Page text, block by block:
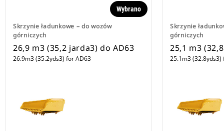
Skrzynie ładunkowe – do wozów
górniczych
Wybrano
26,9 m3 (35,2 jarda3) do AD63
26.9m3 (35.2yds3) for AD63
Skrzynie
górniczych
25,1 m3
25.1m3 (32.8yds3)